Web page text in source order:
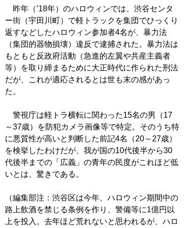
昨年（’18年）のハロウィンでは、渋谷センタ
ー街（宇田川町）で軽トラックを集団でひっくり
返すなどしたハロウィン参加者4名が、暴力法
（集団的器物損壊）違反で逮捕された。暴力法は
もともと反政府活動（急進的左翼や共産主義者
等）を取り締まるために大正時代に作られた刑法
だが、これが適応されるとは世も末の感があっ
た。
警視庁は軽トラ横転に関わった15名の男（17
～37歳）を防犯カメラ画像等で特定。そのうち特
に悪質性が高いと判断した前記4名（20～27歳）
を検挙したわけだが、我が国の10代後半から30
代後半までの「広義」の青年の民度がこれほど低
いとは、驚きである。
（編集部注：渋谷区は今年、ハロウィン期間中の
路上飲酒を禁じる条例を作り、警備等に1億円以
上を投入。去年ほど荒れないと思われるが、ハロ